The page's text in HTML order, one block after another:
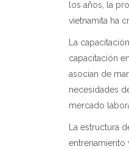
los años, la
vietnamita ha
La
capacitación
asocian de
necesidades
mercado
La estructura
entrenamiento